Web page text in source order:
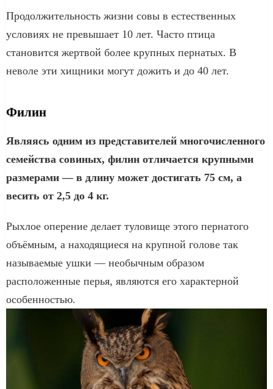
Продолжительность жизни совы в естественных
условиях не превышает 10 лет. Часто птица
становится жертвой более крупных пернатых. В
неволе эти хищники могут дожить и до 40 лет.
Филин
Являясь одним из представителей многочисленного
семейства совиных, филин отличается крупными
размерами — в длину может достигать 75 см, а
весить от 2,5 до 4 кг.
Рыхлое оперение делает туловище этого пернатого
объёмным, а находящиеся на крупной голове так
называемые ушки — необычным образом
расположенные перья, являются его характерной
особенностью.